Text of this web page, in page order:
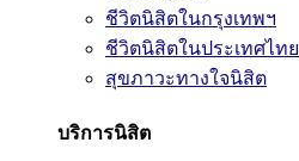
ชีวิตนิสิตในกรุงเทพฯ
ชีวิตนิสิตในประเทศไทย
สุขภาวะทางใจนิสิต
บริการนิสิต